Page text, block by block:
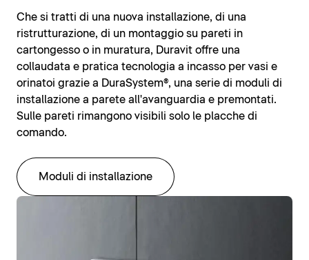
Che si tratti di una nuova installazione, di una
ristrutturazione, di un montaggio su pareti in
cartongesso o in muratura, Duravit offre una
collaudata e pratica tecnologia a incasso per vasi e
orinatoi grazie a DuraSystem®, una serie di moduli di
installazione a parete all'avanguardia e premontati.
Sulle pareti rimangono visibili solo le placche di
comando.
Moduli di installazione